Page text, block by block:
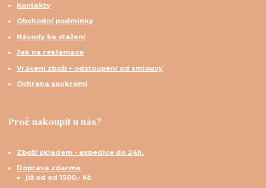
Kontakty
Obchodní podmínky
Návody ke stažení
Jak na reklamace
Vrácení zboží – odstoupení od smlouvy
Ochrana soukromí
Proč nakoupit u nás?
Zboží skladem - expedice do 24h.
Doprava zdarma
již od od 1500,- Kč